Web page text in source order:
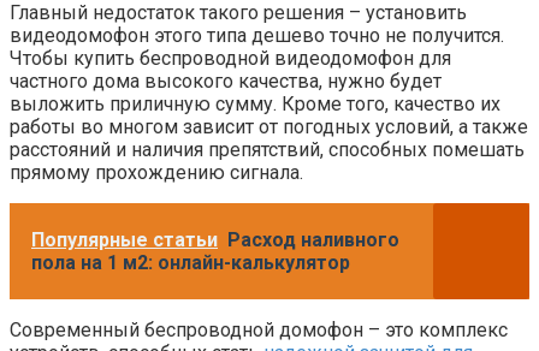
Главный недостаток такого решения – установить
видеодомофон этого типа дешево точно не получится.
Чтобы купить беспроводной видеодомофон для
частного дома высокого качества, нужно будет
выложить приличную сумму. Кроме того, качество их
работы во многом зависит от погодных условий, а также
расстояний и наличия препятствий, способных помешать
прямому прохождению сигнала.
Популярные статьи Расход наливного
пола на 1 м2: онлайн-калькулятор
Современный беспроводной домофон – это комплекс